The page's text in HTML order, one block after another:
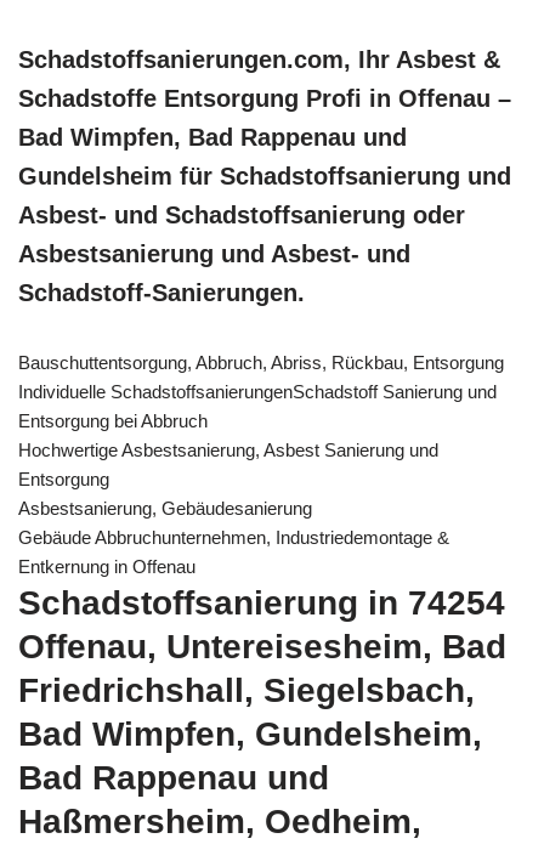
Schadstoffsanierungen.com, Ihr Asbest &
Schadstoffe Entsorgung Profi in Offenau –
Bad Wimpfen, Bad Rappenau und
Gundelsheim für Schadstoffsanierung und
Asbest- und Schadstoffsanierung oder
Asbestsanierung und Asbest- und
Schadstoff-Sanierungen.
Bauschuttentsorgung, Abbruch, Abriss, Rückbau, Entsorgung
Individuelle SchadstoffsanierungenSchadstoff Sanierung und
Entsorgung bei Abbruch
Hochwertige Asbestsanierung, Asbest Sanierung und
Entsorgung
Asbestsanierung, Gebäudesanierung
Gebäude Abbruchunternehmen, Industriedemontage &
Entkernung in Offenau
Schadstoffsanierung in 74254
Offenau, Untereisesheim, Bad
Friedrichshall, Siegelsbach,
Bad Wimpfen, Gundelsheim,
Bad Rappenau und
Haßmersheim, Oedheim,